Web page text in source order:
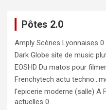
Pôtes 2.0
Amply Scènes Lyonnaises 0
Dark Globe site de music
EOSHD Du matos pour
Frenchytech actu
l'epicerie moderne (salle) A
actuelles 0